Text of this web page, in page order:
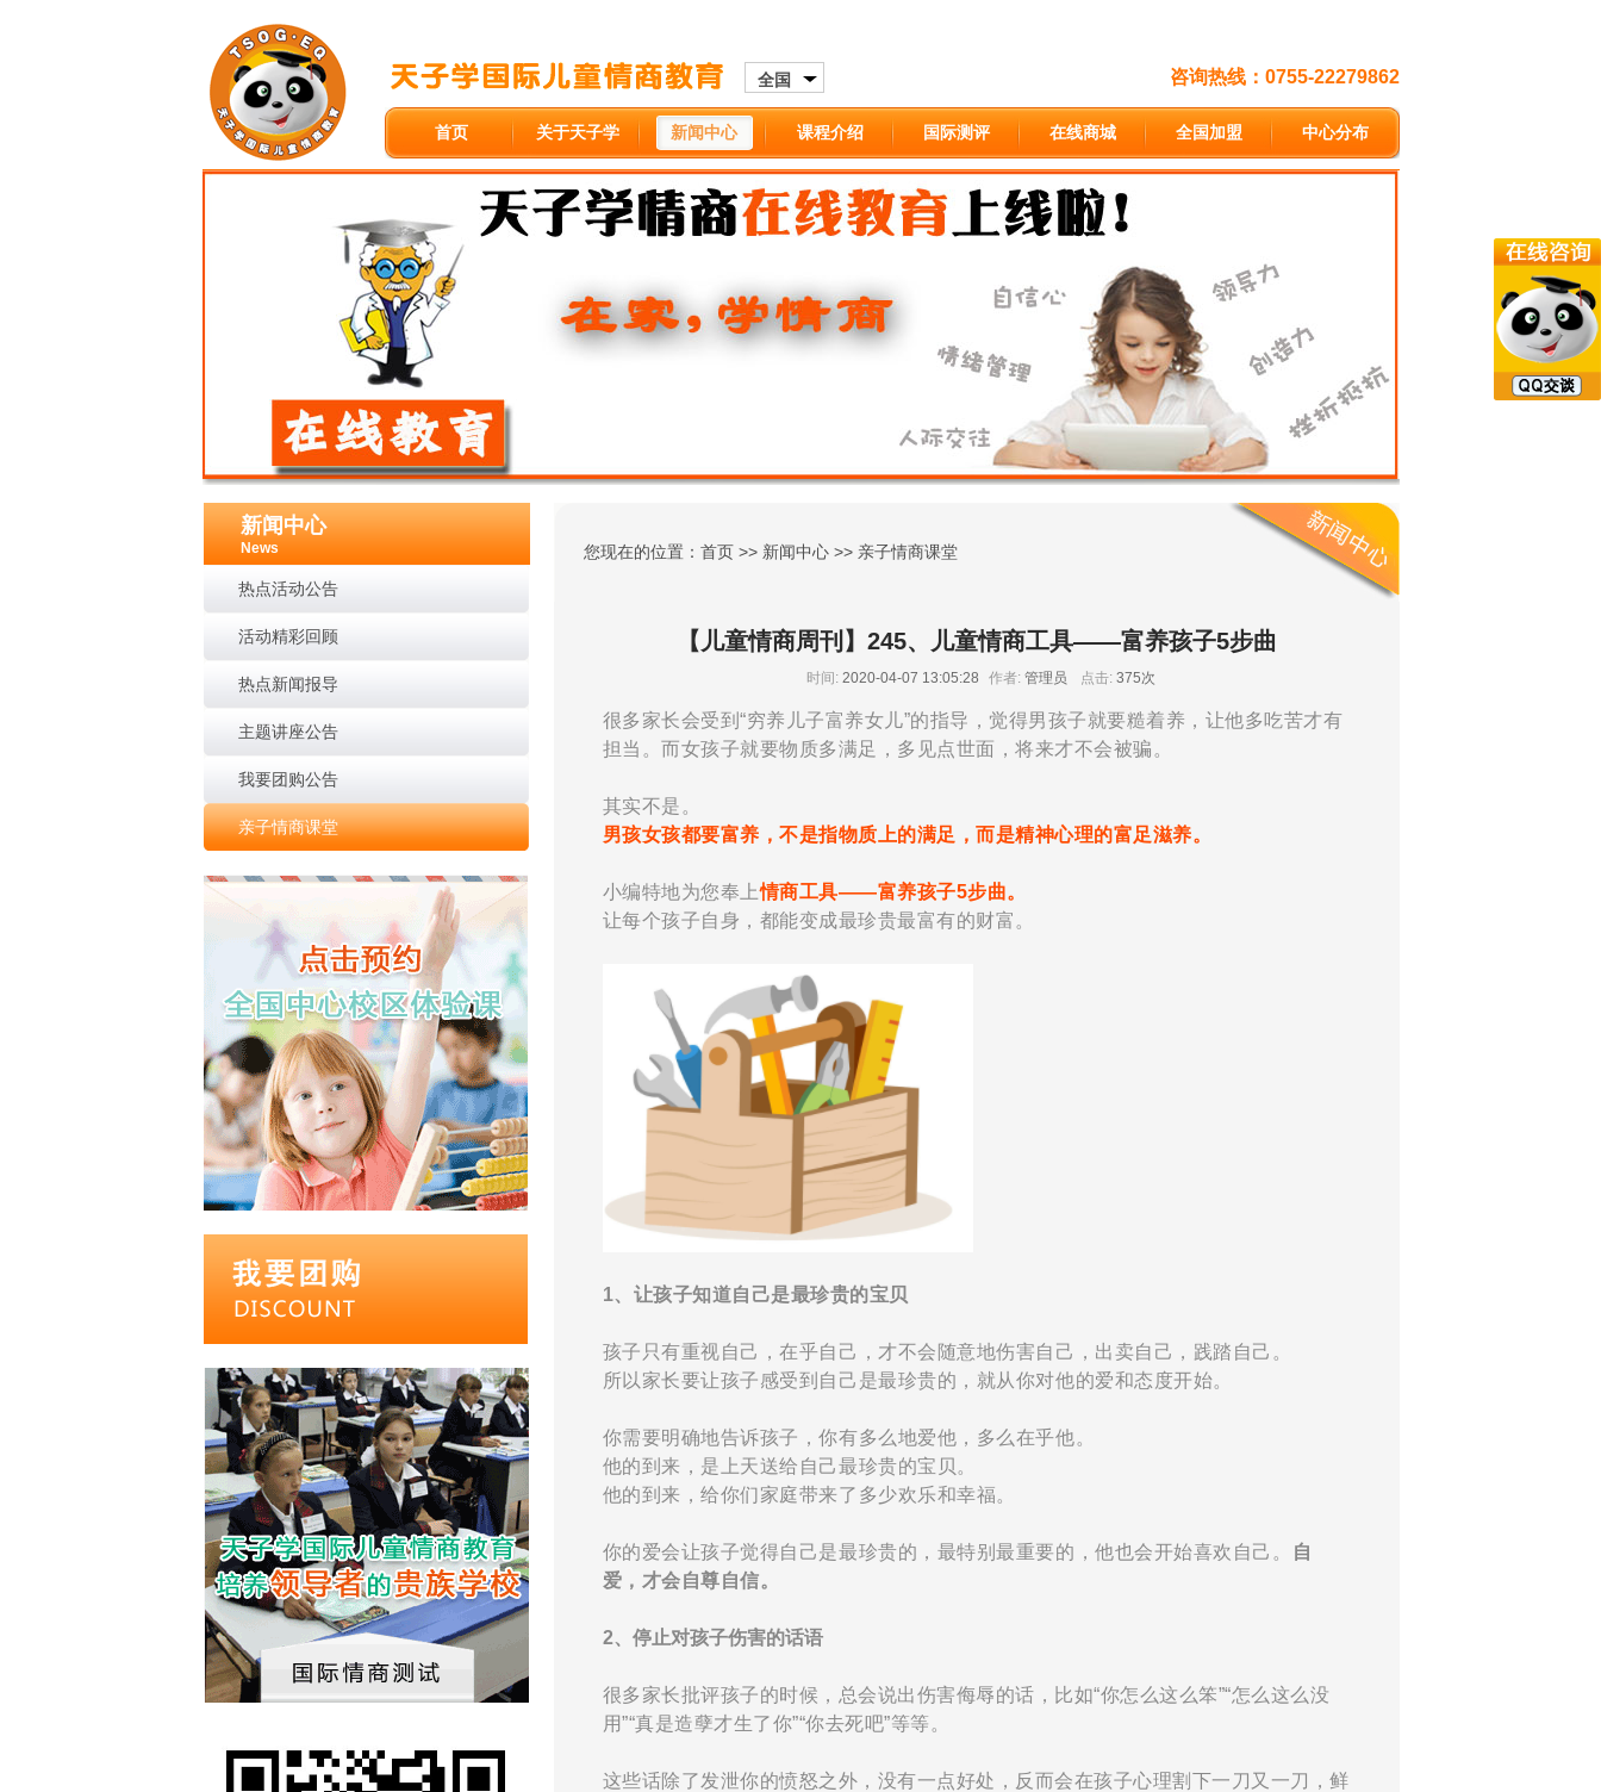
全国 咨询热线：0755-22279862
首页 关于天子学 新闻中心 课程介绍 国际测评 在线商城 全国加盟 中心分布
新闻中心
News
热点活动公告
活动精彩回顾
热点新闻报导
主题讲座公告
我要团购公告
亲子情商课堂
您现在的位置：首页 >> 新闻中心 >> 亲子情商课堂
【儿童情商周刊】245、儿童情商工具——富养孩子5步曲
时间: 2020-04-07 13:05:28 作者: 管理员 点击: 375次
很多家长会受到“穷养儿子富养女儿”的指导，觉得男孩子就要糙着养，让他多吃苦才有
担当。而女孩子就要物质多满足，多见点世面，将来才不会被骗。
其实不是。
男孩女孩都要富养，不是指物质上的满足，而是精神心理的富足滋养。
小编特地为您奉上情商工具——富养孩子5步曲。
让每个孩子自身，都能变成最珍贵最富有的财富。
1、让孩子知道自己是最珍贵的宝贝
孩子只有重视自己，在乎自己，才不会随意地伤害自己，出卖自己，践踏自己。
所以家长要让孩子感受到自己是最珍贵的，就从你对他的爱和态度开始。
你需要明确地告诉孩子，你有多么地爱他，多么在乎他。
他的到来，是上天送给自己最珍贵的宝贝。
他的到来，给你们家庭带来了多少欢乐和幸福。
你的爱会让孩子觉得自己是最珍贵的，最特别最重要的，他也会开始喜欢自己。
自
爱，才会自尊自信。
2、停止对孩子伤害的话语
很多家长批评孩子的时候，总会说出伤害侮辱的话，比如“你怎么这么笨”“怎么这么没
用”“真是造孽才生了你”“你去死吧”等等。
这些话除了发泄你的愤怒之外，没有一点好处，反而会在孩子心理割下一刀又一刀，鲜